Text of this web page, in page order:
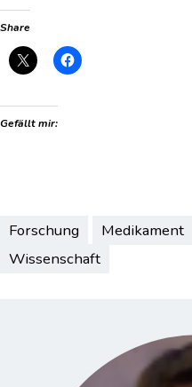
Share
Gefällt mir:
Forschung Medikament
Wissenschaft